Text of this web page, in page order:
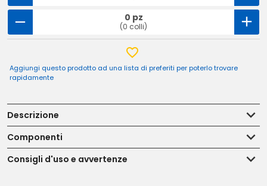
0 pz
(0 colli)
Aggiungi questo prodotto ad una lista di preferiti per poterlo trovare
rapidamente
Descrizione
Componenti
Consigli d'uso e avvertenze